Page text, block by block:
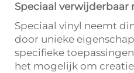
Speciaal verwijderbaar
Speciaal vinyl neemt
door unieke
specifieke
het mogelijk om